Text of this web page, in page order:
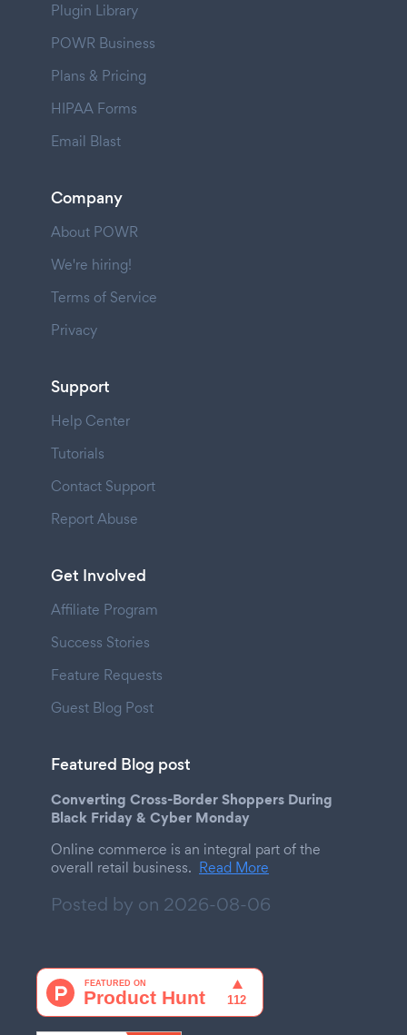
Plugin Library
POWR Business
Plans & Pricing
HIPAA Forms
Email Blast
Company
About POWR
We're hiring!
Terms of Service
Privacy
Support
Help Center
Tutorials
Contact Support
Report Abuse
Get Involved
Affiliate Program
Success Stories
Feature Requests
Guest Blog Post
Featured Blog post
Converting Cross-Border Shoppers During
Black Friday & Cyber Monday
Online commerce is an integral part of the
overall retail business. Read More
Posted by on 2026-08-06